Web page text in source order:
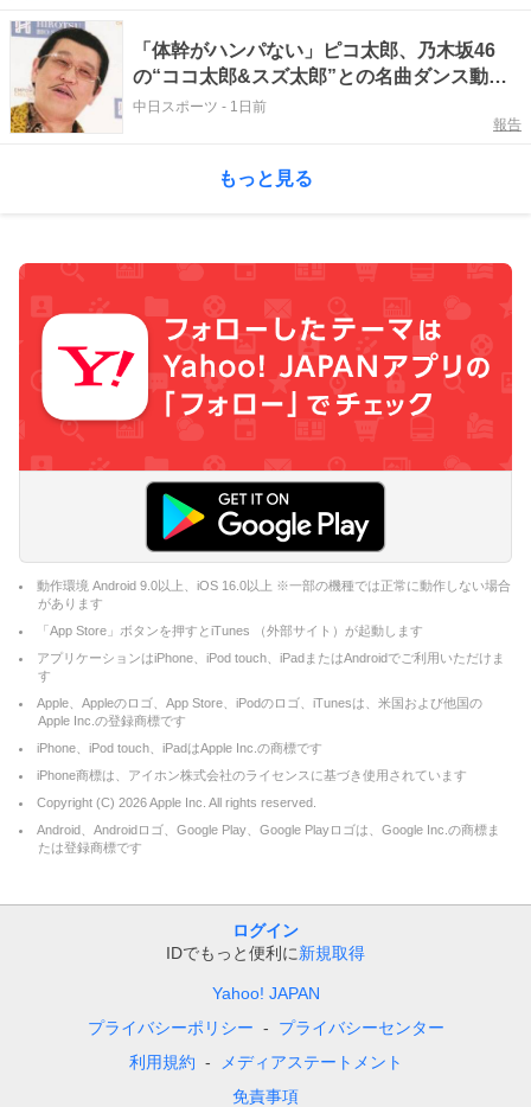
「体幹がハンパない」ピコ太郎、乃木坂46
の“ココ太郎&スズ太郎”との名曲ダンス動画
を公開 「懐かしい♥」「その服欲しい！」
中日スポーツ - 1日前
報告
もっと見る
動作環境 Android 9.0以上、iOS 16.0以上 ※一部の機種では正常に動作しない場合
があります
「App Store」ボタンを押すとiTunes （外部サイト）が起動します
アプリケーションはiPhone、iPod touch、iPadまたはAndroidでご利用いただけま
す
Apple、Appleのロゴ、App Store、iPodのロゴ、iTunesは、米国および他国の
Apple Inc.の登録商標です
iPhone、iPod touch、iPadはApple Inc.の商標です
iPhone商標は、アイホン株式会社のライセンスに基づき使用されています
Copyright (C) 2026Apple Inc. All rights reserved.
Android、Androidロゴ、Google Play、Google Playロゴは、Google Inc.の商標ま
たは登録商標です
ログイン
IDでもっと便利に新規取得
Yahoo! JAPAN
プライバシーポリシー
プライバシーセンター
利用規約
メディアステートメント
免責事項